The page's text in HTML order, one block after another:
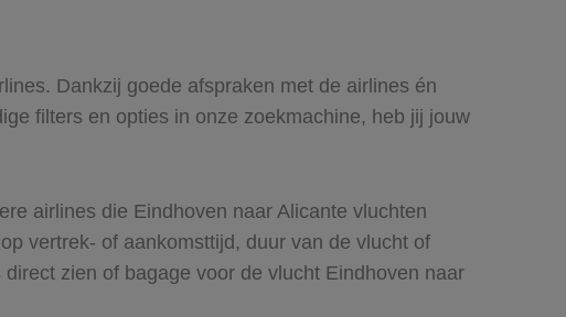
Dankzij goede afspraken met de airlines én
filters en opties in onze zoekmachine, heb jij jouw
airlines die Eindhoven naar Alicante vluchten
vertrek- of aankomsttijd, duur van de vlucht of
zien of bagage voor de vlucht Eindhoven naar